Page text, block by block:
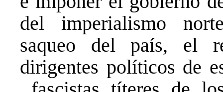
del imperialismo
saqueo del país, el
dirigentes políticos de